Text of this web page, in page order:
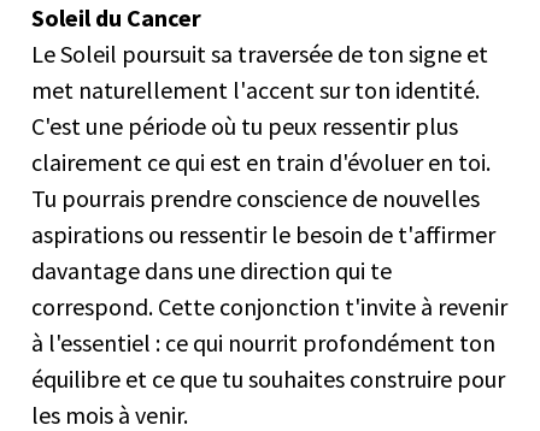
Soleil du Cancer
Le Soleil poursuit sa traversée de ton signe et
met naturellement l'accent sur ton identité.
C'est une période où tu peux ressentir plus
clairement ce qui est en train d'évoluer en toi.
Tu pourrais prendre conscience de nouvelles
aspirations ou ressentir le besoin de t'affirmer
davantage dans une direction qui te
correspond. Cette conjonction t'invite à revenir
à l'essentiel : ce qui nourrit profondément ton
équilibre et ce que tu souhaites construire pour
les mois à venir.